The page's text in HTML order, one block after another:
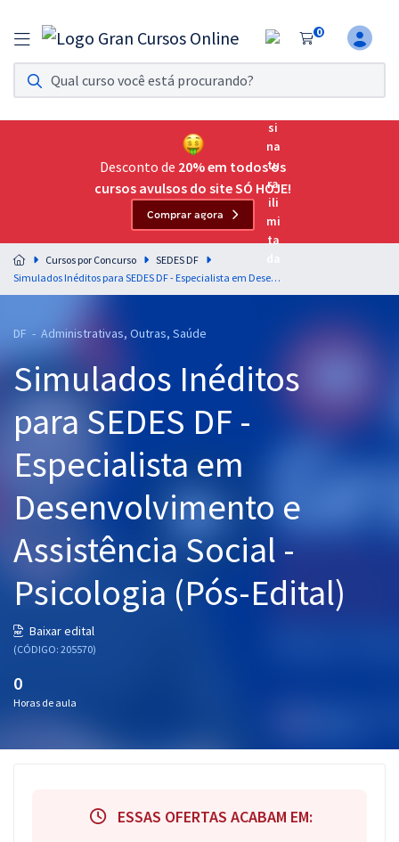
0
Assinatura Ilimitada 11
Acesso a todos os cursos. Teste grátis por 7 dias!
Assinatura OAB Até Passar
Acesso ilimitado a toda preparação para o Exame da
Residências Multiprofissionais
Preparação completa e intensiva para as principais
residências em saúde do Brasil
Cursos 20% OFF
Pós
Graduação
OAB
Mentorias
Questões grátis
Blog
Aprovados
Desconto de 20% em todos os
cursos avulsos do site SÓ HOJE!
Comprar agora
Cursos por Concurso
SEDES DF
Simulados Inéditos para SEDES DF - Especialista em Desenvolvimento e Assistência Social - Psicologia (Pós-Edital)
DF - Administrativas, Outras, Saúde
Simulados Inéditos
para SEDES DF -
Especialista em
Desenvolvimento e
Assistência Social -
Psicologia (Pós-Edital)
Baixar edital
(CÓDIGO: 205570)
0
Horas de aula
ESSAS OFERTAS ACABAM EM: